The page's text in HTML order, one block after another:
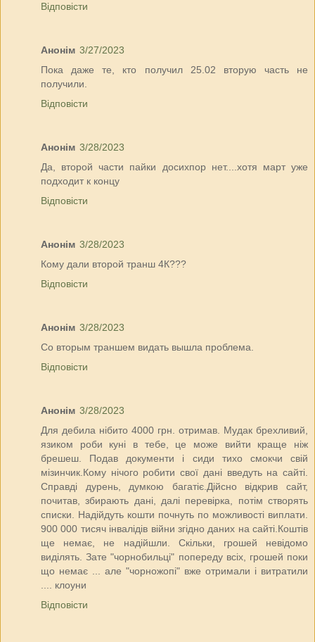
Відповісти
Анонім 3/27/2023
Пока даже те, кто получил 25.02 вторую часть не
получили.
Відповісти
Анонім 3/28/2023
Да, второй части пайки досихпор нет....хотя март уже
подходит к концу
Відповісти
Анонім 3/28/2023
Кому дали второй транш 4К???
Відповісти
Анонім 3/28/2023
Со вторым траншем видать вышла проблема.
Відповісти
Анонім 3/28/2023
Для дебила нібито 4000 грн. отримав. Мудак брехливий,
язиком роби куні в тебе, це може вийти краще ніж
брешеш. Подав документи і сиди тихо смокчи свій
мізинчик.Кому нічого робити свої дані введуть на сайті.
Справді дурень, думкою багатіє.Дійсно відкрив сайт,
почитав, збирають дані, далі перевірка, потім створять
списки. Надійдуть кошти почнуть по можливості виплати.
900 000 тисяч інвалідів війни згідно даних на сайті.Коштів
ще немає, не надійшли. Скільки, грошей невідомо
виділять. Зате "чорнобильці" попереду всіх, грошей поки
що немає ... але "чорножопі" вже отримали і витратили
.... клоуни
Відповісти